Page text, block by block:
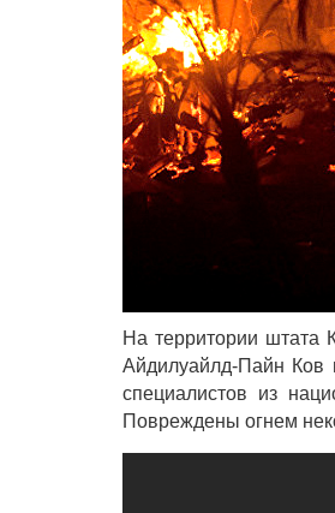
На территории штата
Айдилуайлд-Пайн Ков
специалистов из
Повреждены огнем